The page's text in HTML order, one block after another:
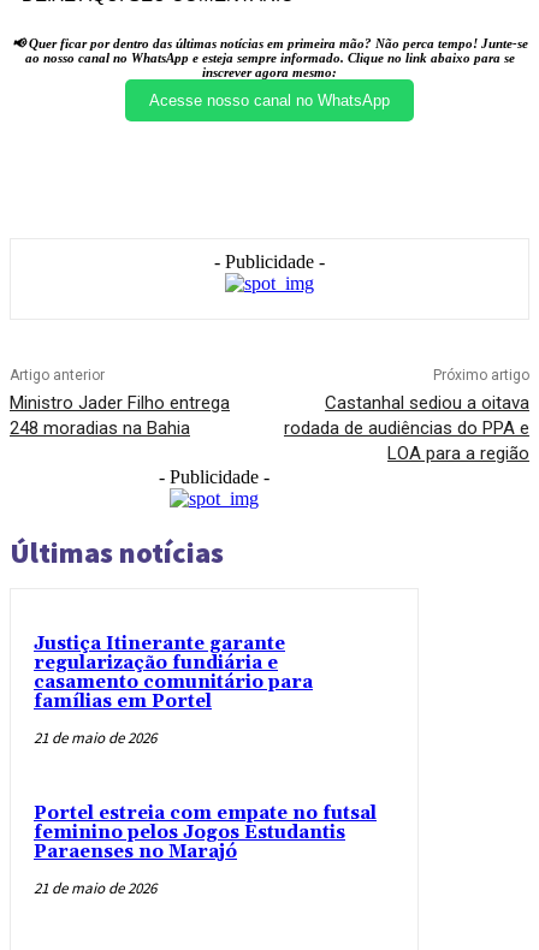
📢 Quer ficar por dentro das últimas notícias em primeira mão? Não perca tempo! Junte-se
ao nosso canal no WhatsApp e esteja sempre informado. Clique no link abaixo para se
inscrever agora mesmo:
Acesse nosso canal no WhatsApp
- Publicidade -
Artigo anterior
Ministro Jader Filho entrega
248 moradias na Bahia
Próximo artigo
Castanhal sediou a oitava
rodada de audiências do PPA e
LOA para a região
- Publicidade -
Últimas notícias
Justiça Itinerante garante
regularização fundiária e
casamento comunitário para
famílias em Portel
21 de maio de 2026
Portel estreia com empate no futsal
feminino pelos Jogos Estudantis
Paraenses no Marajó
21 de maio de 2026